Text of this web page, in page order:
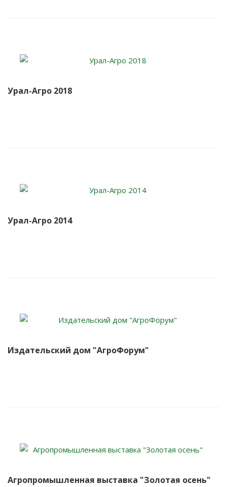
Урал-Агро 2018
Урал-Агро 2014
Издательский дом "АгроФорум"
Агропромышленная выставка "Золотая осень"